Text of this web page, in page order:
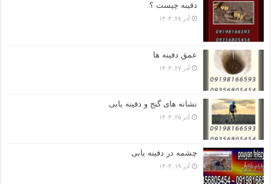
دفینه چیست ؟
آذر ۲۸, ۱۴۰۳
عمق دفینه ها
آذر ۲۷, ۱۴۰۳
نشانه های گنج و دفینه یابی
آذر ۲۵, ۱۴۰۳
چشمه در دفینه یابی
آذر ۱۹, ۱۴۰۳